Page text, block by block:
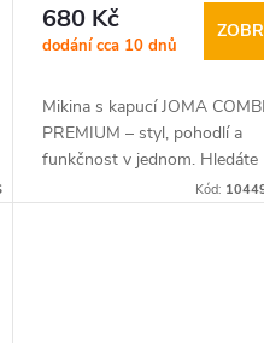
680 Kč
dodání cca 10 dnů
Mikina s kapucí JOMA COMBI
PREMIUM – styl, pohodlí a
funkčnost v jednom. Hledáte
univerzální mikinu, která
Kód: